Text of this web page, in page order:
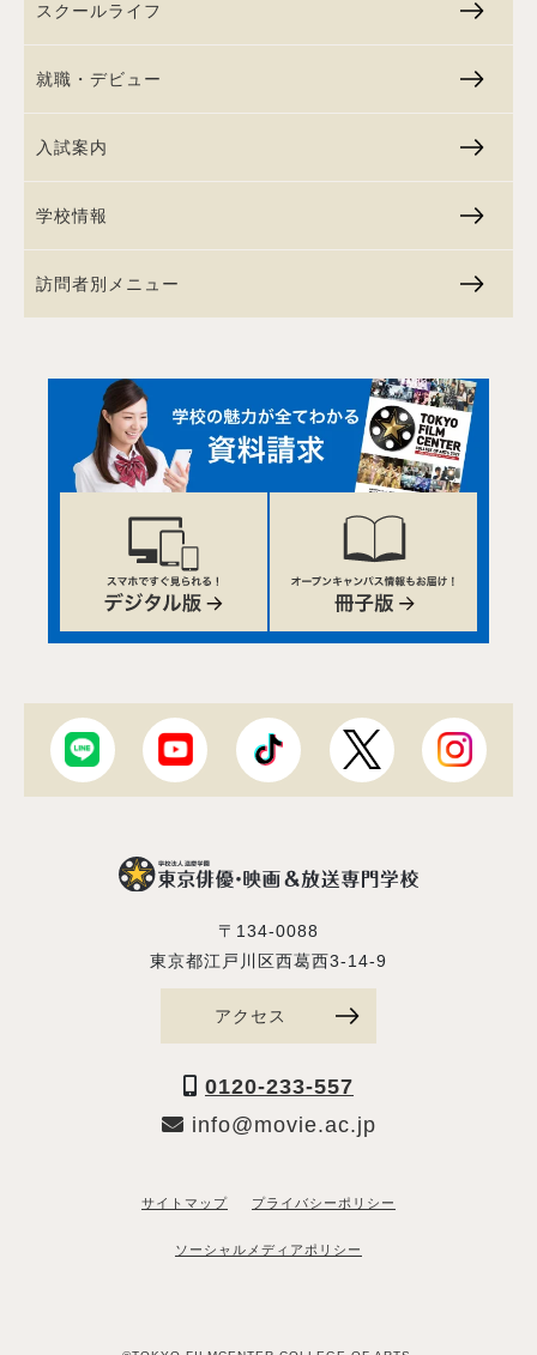
スクールライフ
就職・デビュー
入試案内
学校情報
訪問者別メニュー
〒134-0088
東京都江戸川区西葛西3-14-9
アクセス
0120-233-557
info@movie.ac.jp
サイトマップ プライバシーポリシー
ソーシャルメディアポリシー